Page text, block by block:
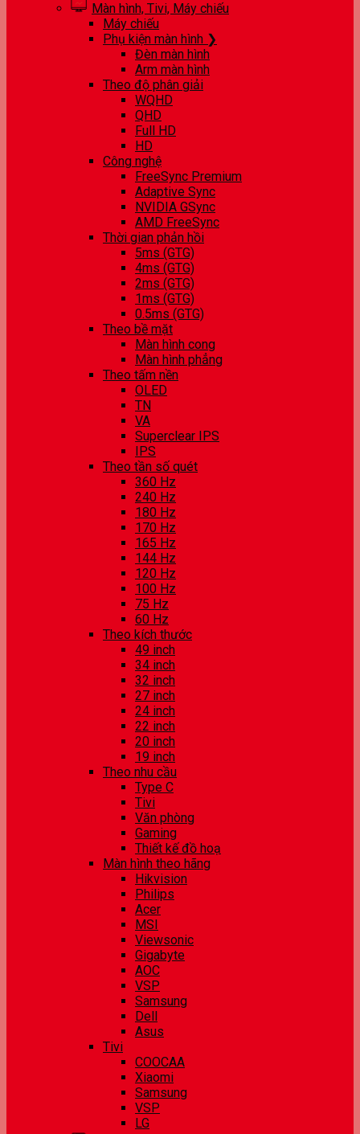
Màn hình, Tivi, Máy chiếu
Máy chiếu
Phụ kiện màn hình ❯
Đèn màn hình
Arm màn hình
Theo độ phân giải
WQHD
QHD
Full HD
HD
Công nghệ
FreeSync Premium
Adaptive Sync
NVIDIA GSync
AMD FreeSync
Thời gian phản hồi
5ms (GTG)
4ms (GTG)
2ms (GTG)
1ms (GTG)
0.5ms (GTG)
Theo bề mặt
Màn hình cong
Màn hình phẳng
Theo tấm nền
OLED
TN
VA
Superclear IPS
IPS
Theo tần số quét
360 Hz
240 Hz
180 Hz
170 Hz
165 Hz
144 Hz
120 Hz
100 Hz
75 Hz
60 Hz
Theo kích thước
49 inch
34 inch
32 inch
27 inch
24 inch
22 inch
20 inch
19 inch
Theo nhu cầu
Type C
Tivi
Văn phòng
Gaming
Thiết kế đồ hoạ
Màn hình theo hãng
Hikvision
Philips
Acer
MSI
Viewsonic
Gigabyte
AOC
VSP
Samsung
Dell
Asus
Tivi
COOCAA
Xiaomi
Samsung
VSP
LG